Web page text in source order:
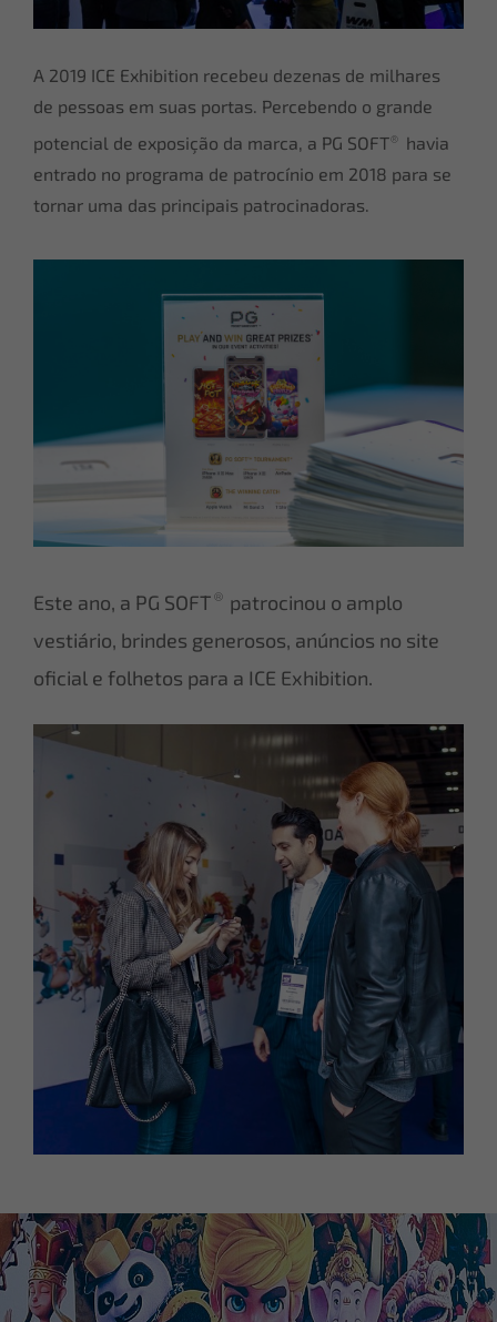
A 2019 ICE Exhibition recebeu dezenas de milhares
de pessoas em suas portas. Percebendo o grande
potencial de exposição da marca, a PG SOFT® havia
entrado no programa de patrocínio em 2018 para se
tornar uma das principais patrocinadoras.
Este ano, a PG SOFT® patrocinou o amplo
vestiário, brindes generosos, anúncios no site
oficial e folhetos para a ICE Exhibition.